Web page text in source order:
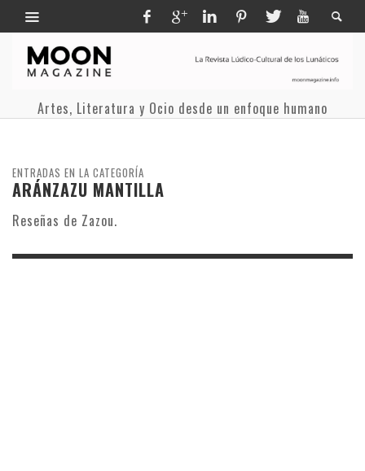
Artes, Literatura y Ocio desde un enfoque humano
ENTRADAS EN LA CATEGORÍA
ARÁNZAZU MANTILLA
Reseñas de Zazou.